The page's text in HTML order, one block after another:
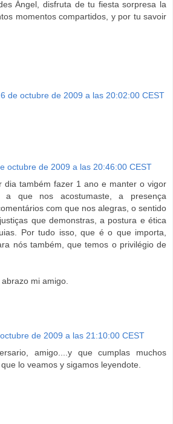
Ángel, disfruta de tu fiesta sorpresa la
momentos compartidos, y por tu savoir
6 de octubre de 2009 a las 20:02:00 CEST
octubre de 2009 a las 20:46:00 CEST
dia também fazer 1 ano e manter o vigor
que nos acostumaste, a presença
com que nos alegras, o sentido
que demonstras, a postura e ética
Por tudo isso, que é o que importa,
nós também, que temos o privilégio de
mi amigo.
de 2009 a las 21:10:00 CEST
amigo....y que cumplas muchos
lo veamos y sigamos leyendote.